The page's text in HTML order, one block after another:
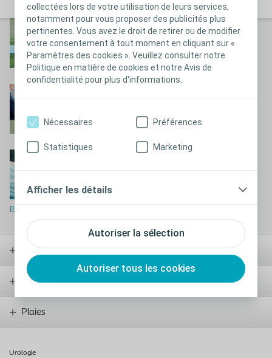
collectées lors de votre utilisation de leurs services,
notamment pour vous proposer des publicités plus
pertinentes. Vous avez le droit de retirer ou de modifier
votre consentement à tout moment en cliquant sur «
Paramètres des cookies ». Veuillez consulter notre
Politique en matière de cookies et notre Avis de
confidentialité pour plus d'informations.
Autoriser la sélection
Autoriser tous les cookies
Nécessaires Préférences
Statistiques Marketing
Afficher les détails
Pansements
Plus d’infos sur les pansements Coloplast
Le Triangle de
Découvrez le Triangle de l'évaluation des
plaies
Stomie
Vessie
Plaies
Urologie